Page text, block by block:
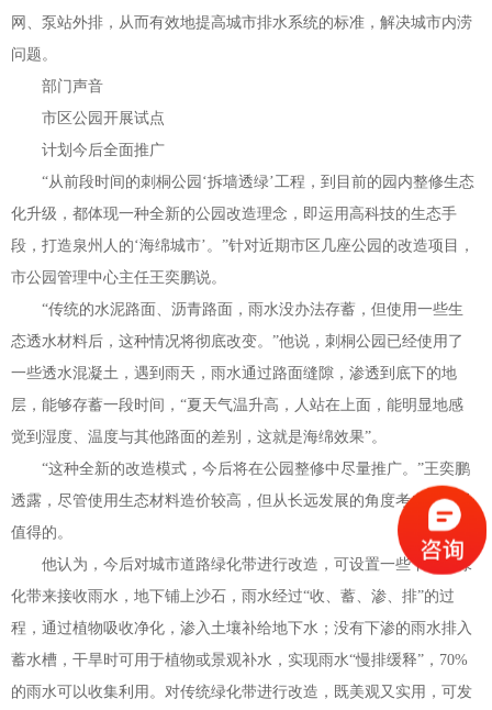
网、泵站外排，从而有效地提高城市排水系统的标准，解决城市内涝
问题。
部门声音
市区公园开展试点
计划今后全面推广
“从前段时间的刺桐公园 ‘拆墙透绿’工程，到目前的园内整修生态
化升级，都体现一种全新的公园改造理念，即运用高科技的生态手
段，打造泉州人的‘海绵城市’。 ”针对近期市区几座公园的改造项目，
市公园管理中心主任王奕鹏说。
“传统的水泥路面、沥青路面，雨水没办法存蓄，但使用一些生
态透水材料后，这种情况将彻底改变。 ”他说，刺桐公园已经使用了
一些透水混凝土，遇到雨天，雨水通过路面缝隙，渗透到底下的地
层，能够存蓄一段时间， “夏天气温升高，人站在上面，能明显地感
觉到湿度、温度与其他路面的差别，这就是海绵效果”。
“这种全新的改造模式，今后将在公园整修中尽量推广。”王奕鹏
透露，尽管使用生态材料造价较高，但从长远发展的角度考虑，还是
值得的。
他认为，今后对城市道路绿化带进行改造，可设置一些下凹式绿
化带来接收雨水，地下铺上沙石，雨水经过“收、蓄、渗、排”的过
程，通过植物吸收净化，渗入土壤补给地下水；没有下渗的雨水排入
蓄水槽，干旱时可用于植物或景观补水，实现雨水“慢排缓释” ， 70%
的雨水可以收集利用。对传统绿化带进行改造，既美观又实用，可发